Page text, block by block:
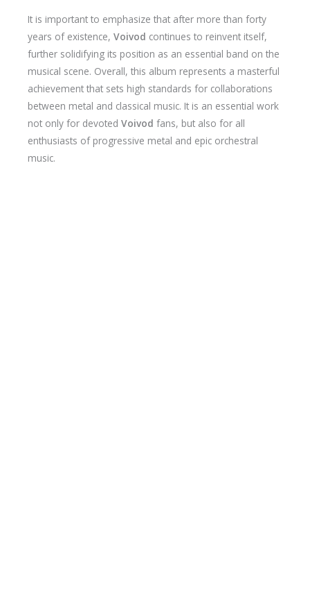
It is important to emphasize that after more than forty
years of existence, Voivod continues to reinvent itself,
further solidifying its position as an essential band on the
musical scene. Overall, this album represents a masterful
achievement that sets high standards for collaborations
between metal and classical music. It is an essential work
not only for devoted Voivod fans, but also for all
enthusiasts of progressive metal and epic orchestral
music.